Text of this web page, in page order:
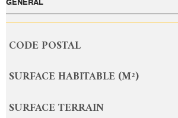
GÉNÉRAL
Caractérisque Valeurs
CODE POSTAL
SURFACE HABITABLE (M²)
SURFACE TERRAIN